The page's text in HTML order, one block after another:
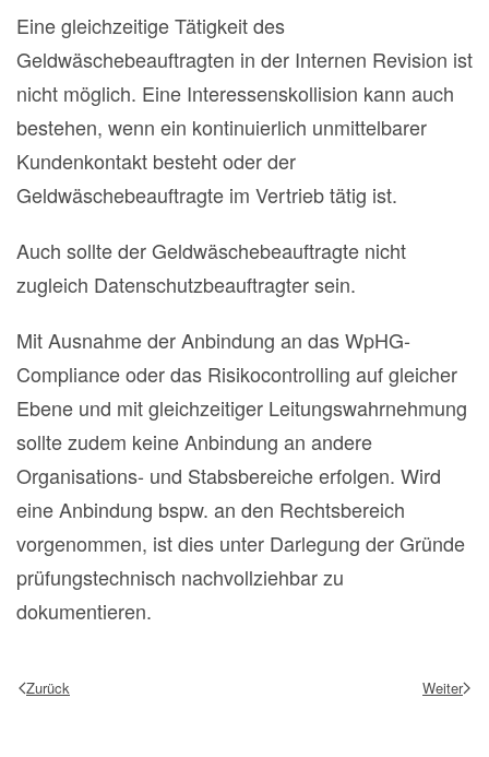
Eine gleichzeitige Tätigkeit des
Geldwäschebeauftragten in der Internen Revision ist
nicht möglich. Eine Interessenskollision kann auch
bestehen, wenn ein kontinuierlich unmittelbarer
Kundenkontakt besteht oder der
Geldwäschebeauftragte im Vertrieb tätig ist.
Auch sollte der Geldwäschebeauftragte nicht
zugleich Datenschutzbeauftragter sein.
Mit Ausnahme der Anbindung an das WpHG-
Compliance oder das Risikocontrolling auf gleicher
Ebene und mit gleichzeitiger Leitungswahrnehmung
sollte zudem keine Anbindung an andere
Organisations- und Stabsbereiche erfolgen. Wird
eine Anbindung bspw. an den Rechtsbereich
vorgenommen, ist dies unter Darlegung der Gründe
prüfungstechnisch nachvollziehbar zu
dokumentieren.
Zurück Weiter